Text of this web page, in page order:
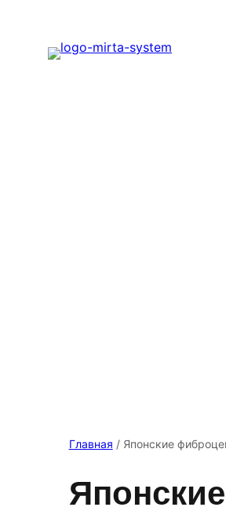
содержимому
Главная / Японские